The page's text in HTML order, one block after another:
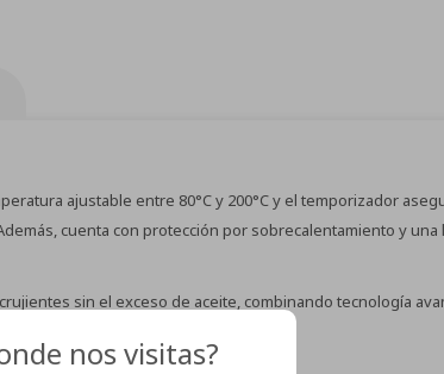
ajustable entre 80°C y 200°C y el temporizador
cuenta con protección por sobrecalentamiento y
sin el exceso de aceite, combinando tecnología
nos visitas?